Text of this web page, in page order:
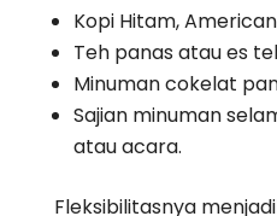
Kopi Hitam,
Teh panas atau es
Minuman cokelat
Sajian minuman
atau acara.
Fleksibilitasnya